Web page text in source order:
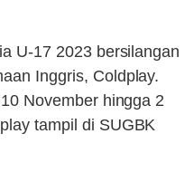
U-17 2023 bersilangan
Inggris, Coldplay.
November hingga 2
tampil di SUGBK